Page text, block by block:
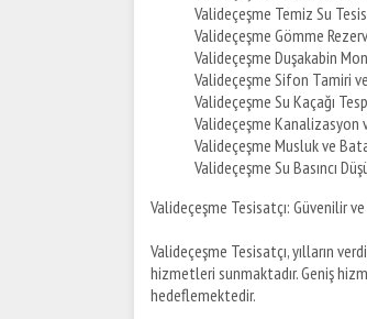
Valideçeşme Temiz Su
Valideçeşme Gömme
Valideçeşme Duşakabin
Valideçeşme Sifon Tamiri
Valideçeşme Su Kaçağı
Valideçeşme Kanalizasyon
Valideçeşme Musluk ve
Valideçeşme Su Basıncı
Valideçeşme Tesisatçı: Güvenilir
Valideçeşme Tesisatçı, yılların
hizmetleri sunmaktadır. Geniş
hedeflemektedir.